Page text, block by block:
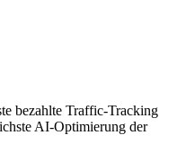
bezahlte Traffic-Tracking
AI-Optimierung der